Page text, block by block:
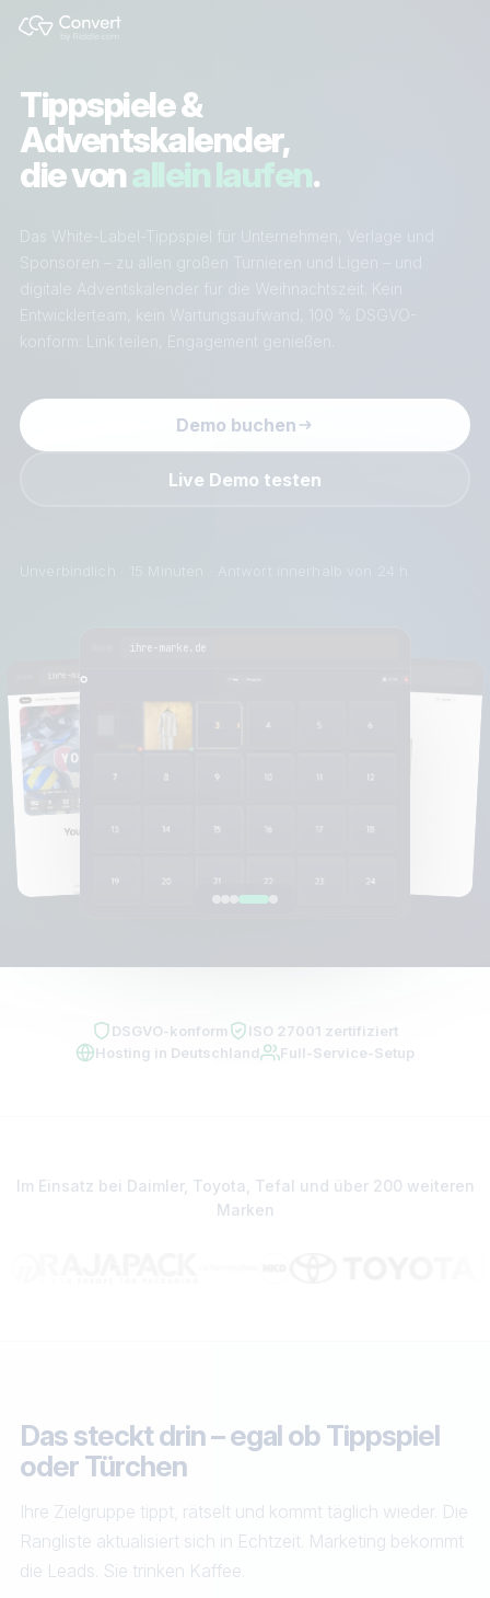
Tippspiele &
Adventskalender,
die vonallein laufen.
Das White-Label-Tippspiel für Unternehmen, Verlage und
Sponsoren – zu allen großen Turnieren und Ligen – und
digitale Adventskalender für die Weihnachtszeit. Kein
Entwicklerteam, kein Wartungsaufwand, 100 % DSGVO-
konform: Link teilen, Engagement genießen.
Demo buchen
Live Demo testen
ihre-marke.de
ihre-marke.de
DSGVO-konform
ISO 27001 zertifiziert
Hosting in Deutschland
Full-Service-Setup
Im Einsatz bei Daimler, Toyota, Tefal und über 200 weiteren
Marken
Das steckt drin – egal ob Tippspiel
oder Türchen
Ihre Zielgruppe tippt, rätselt und kommt täglich wieder. Die
Rangliste aktualisiert sich in Echtzeit. Marketing bekommt
die Leads. Sie trinken Kaffee.